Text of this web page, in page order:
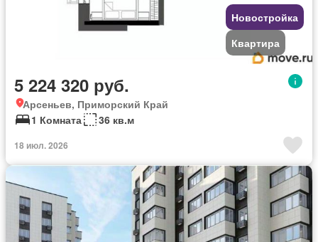
Новостройка
Квартира
5 224 320 руб.
Арсеньев, Приморский Край
1 Комната
36 кв.м
18 июл. 2026